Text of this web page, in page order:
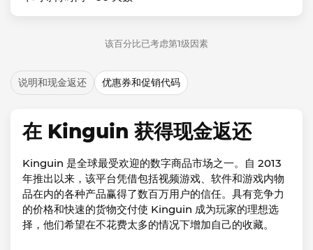
该百分比已考虑第1级因素
说明和现金返还 优惠券和促销代码
在 Kinguin 获得现金返还
Kinguin 是全球最受欢迎的数字商品市场之一。自 2013
年推出以来，该平台凭借包括视频游戏、软件和游戏内物
品在内的各种产品赢得了数百万用户的信任。具有竞争力
的价格和快速的货物交付使 Kinguin 成为玩家的理想选
择，他们希望在不花费太多的情况下增加自己的收藏。